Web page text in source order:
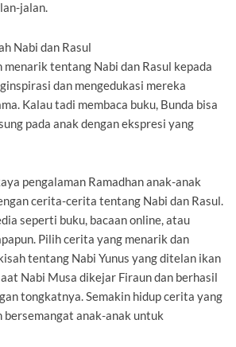
jalan.
Nabi dan Rasul
tentang Nabi dan Rasul kepada
dan mengedukasi mereka
Kalau tadi membaca buku, Bunda bisa
pada anak dengan ekspresi yang
pengalaman Ramadhan anak-anak
cerita-cerita tentang Nabi dan Rasul.
seperti buku, bacaan online, atau
Pilih cerita yang menarik dan
tentang Nabi Yunus yang ditelan ikan
Nabi Musa dikejar Firaun dan berhasil
tongkatnya. Semakin hidup cerita yang
bersemangat anak-anak untuk